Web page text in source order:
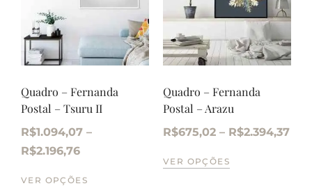
Quadro – Fernanda
Postal – Tsuru II
R$1.094,07 –
R$2.196,76
VER OPÇÕES
Quadro – Fernanda
Postal – Arazu
R$675,02 – R$2.394,37
VER OPÇÕES